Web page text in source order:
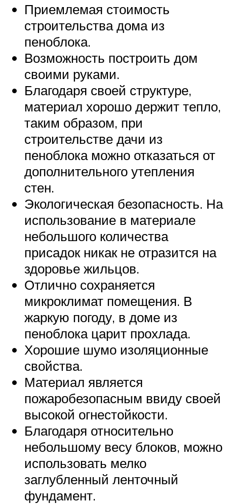
Приемлемая стоимость
строительства дома из
пеноблока.
Возможность построить дом
своими руками.
Благодаря своей структуре,
материал хорошо держит тепло,
таким образом, при
строительстве дачи из
пеноблока можно отказаться от
дополнительного утепления
стен.
Экологическая безопасность. На
использование в материале
небольшого количества
присадок никак не отразится на
здоровье жильцов.
Отлично сохраняется
микроклимат помещения. В
жаркую погоду, в доме из
пеноблока царит прохлада.
Хорошие шумо изоляционные
свойства.
Материал является
пожаробезопасным ввиду своей
высокой огнестойкости.
Благодаря относительно
небольшому весу блоков, можно
использовать мелко
заглубленный ленточный
фундамент.